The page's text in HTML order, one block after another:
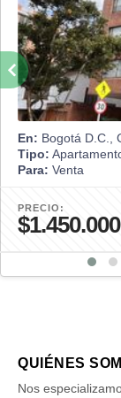
En: Bogotá D.C.,
Tipo:
Para: Venta
PRECIO:
QUIÉNES
Nos